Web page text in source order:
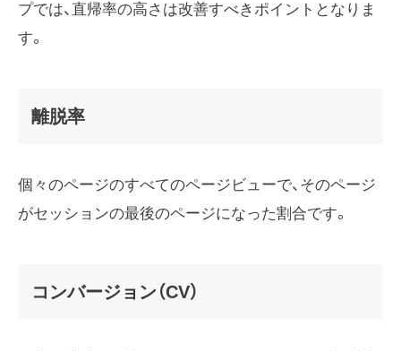
プでは、直帰率の高さは改善すべきポイントとなりま
す。
離脱率
個々のページのすべてのページビューで、そのページ
がセッションの最後のページになった割合です。
コンバージョン（CV）